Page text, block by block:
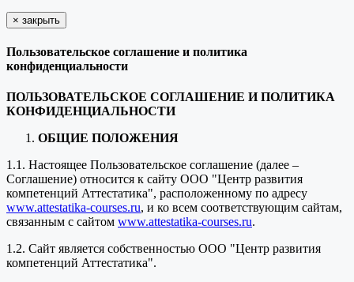
× закрыть
Пользовательское соглашение и политика
конфиденциальности
ПОЛЬЗОВАТЕЛЬСКОЕ СОГЛАШЕНИЕ И ПОЛИТИКА
КОНФИДЕНЦИАЛЬНОСТИ
ОБЩИЕ ПОЛОЖЕНИЯ
1.1. Настоящее Пользовательское соглашение (далее –
Соглашение) относится к сайту ООО "Центр развития
компетенций Аттестатика", расположенному по адресу
www.attestatika-courses.ru, и ко всем соответствующим сайтам,
связанным с сайтом www.attestatika-courses.ru.
1.2. Сайт является собственностью ООО "Центр развития
компетенций Аттестатика".